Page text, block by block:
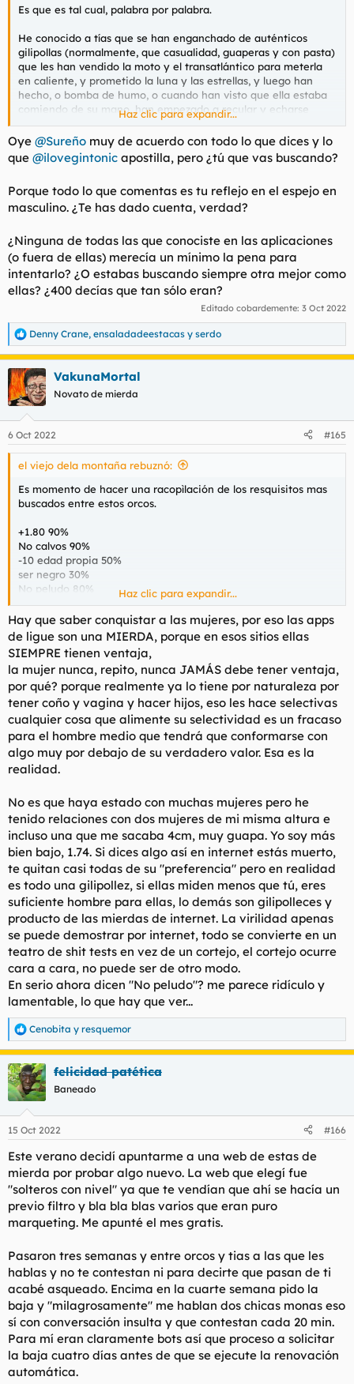
Es que es tal cual, palabra por palabra.
He conocido a tías que se han enganchado de auténticos
gilipollas (normalmente, que casualidad, guaperas y con pasta)
que les han vendido la moto y el transatlántico para meterla
en caliente, y prometido la luna y las estrellas, y luego han
hecho, o bomba de humo, o cuando han visto que ella estaba
comiendo de su mano, han empezado a recular y echarse
atrás, y ellas seguían encaprichadas con el tío que cada vez
más y más pasaba de ellas y/o las despreciaba o jugaba con
ellas. Y lo peor de todo es que muchas veces ellas, en su
idealización desnortada, piensan que un día el tío va a cambiar
armadura brillante, y las va a raptar para siempre a su nicho
de amor dentro del castillo, y mientras tanto, y siendo
perfectísimamente demostraban con hechos que podía confiar
en ellos, que no les vendían nada para ligárselas y cumplían
con todo y que iban totalmente en serio, y ellas rechazarlos o
una vez tenido algo, dejarlos en stand by, porque "les faltaba
algo" o no habían sentido el "feeling suficiente" o que si es
cuestión de "química" o mierdas de esas. O también estar
supuestamente muy quemadas y después de aguantar sapos y
culebras e incluso humillaciones con el guaperas de turno, con
por culo.Y hablo de tías de nuestra edad, no de niñatas de 20.
Prefieren estar solas que probar con un tío que, aunque no
llegue a sus exigentes estándares, saben perfectamente que
con él podrían tener una relación sana y ser felices o, al menos,
intentarlo. No, prefieren esperar a lo imposible en sus delirios
de fantasía, y si no ocurre, echarle la culpa al mundo y de lo
Haz clic para expandir...
Oye @Sureño muy de acuerdo con todo lo que dices y lo
que @ilovegintonic apostilla, pero ¿tú que vas buscando?
Porque todo lo que comentas es tu reflejo en el espejo en
masculino. ¿Te has dado cuenta, verdad?
¿Ninguna de todas las que conociste en las aplicaciones
(o fuera de ellas) merecía un mínimo la pena para
intentarlo? ¿O estabas buscando siempre otra mejor como
ellas? ¿400 decías que tan sólo eran?
Editado cobardemente: 3 Oct 2022
R
e
a
c
c
i
e
s
Denny Crane, ensaladadeestacas y serdo
VakunaMortal
Novato de mierda
6 Oct 2022 #165
el viejo dela montaña rebuznó:
Es momento de hacer una racopìlación de los resquisitos mas
buscados entre estos orcos.
+1.80 90%
No calvos 90%
-10 edad propia 50%
ser negro 30%
No peludo 80%
Esta la cosa complicada hasta para acercarse a un mostruenco
de estos, cómo ha pasado esto?
Pd.@resquemor puto subnormar
Haz clic para expandir...
Hay que saber conquistar a las mujeres, por eso las apps
de ligue son una MIERDA, porque en esos sitios ellas
SIEMPRE tienen ventaja,
la mujer nunca, repito, nunca JAMÁS debe tener ventaja,
por qué? porque realmente ya lo tiene por naturaleza por
tener coño y vagina y hacer hijos, eso les hace selectivas
cualquier cosa que alimente su selectividad es un fracaso
para el hombre medio que tendrá que conformarse con
algo muy por debajo de su verdadero valor. Esa es la
realidad.
No es que haya estado con muchas mujeres pero he
tenido relaciones con dos mujeres de mi misma altura e
incluso una que me sacaba 4cm, muy guapa. Yo soy más
bien bajo, 1.74. Si dices algo así en internet estás muerto,
te quitan casi todas de su "preferencia" pero en realidad
es todo una gilipollez, si ellas miden menos que tú, eres
suficiente hombre para ellas, lo demás son gilipolleces y
producto de las mierdas de internet. La virilidad apenas
se puede demostrar por internet, todo se convierte en un
teatro de shit tests en vez de un cortejo, el cortejo ocurre
cara a cara, no puede ser de otro modo.
En serio ahora dicen "No peludo"? me parece ridículo y
lamentable, lo que hay que ver...
R
e
a
c
c
i
e
:
Cenobita y resquemor
felicidad patética
Baneado
15 Oct 2022 #166
Este verano decidí apuntarme a una web de estas de
mierda por probar algo nuevo. La web que elegí fue
"solteros con nivel" ya que te vendían que ahí se hacía un
previo filtro y bla bla blas varios que eran puro
marqueting. Me apunté el mes gratis.
Pasaron tres semanas y entre orcos y tias a las que les
hablas y no te contestan ni para decirte que pasan de ti
acabé asqueado. Encima en la cuarte semana pido la
baja y "milagrosamente" me hablan dos chicas monas eso
sí con conversación insulta y que contestan cada 20 min.
Para mí eran claramente bots así que proceso a solicitar
la baja cuatro días antes de que se ejecute la renovación
automática.